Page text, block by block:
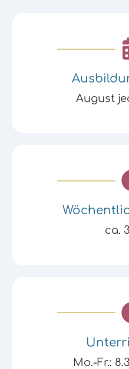
August
ca.
Mo.-Fr.: